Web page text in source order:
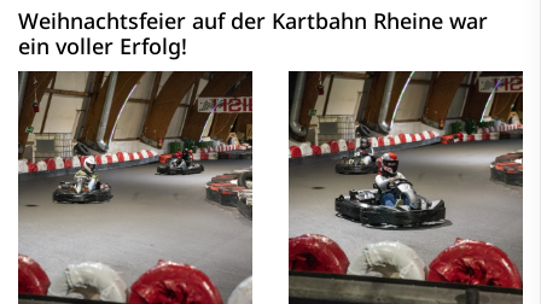
Weihnachtsfeier auf der Kartbahn Rheine war
ein voller Erfolg!